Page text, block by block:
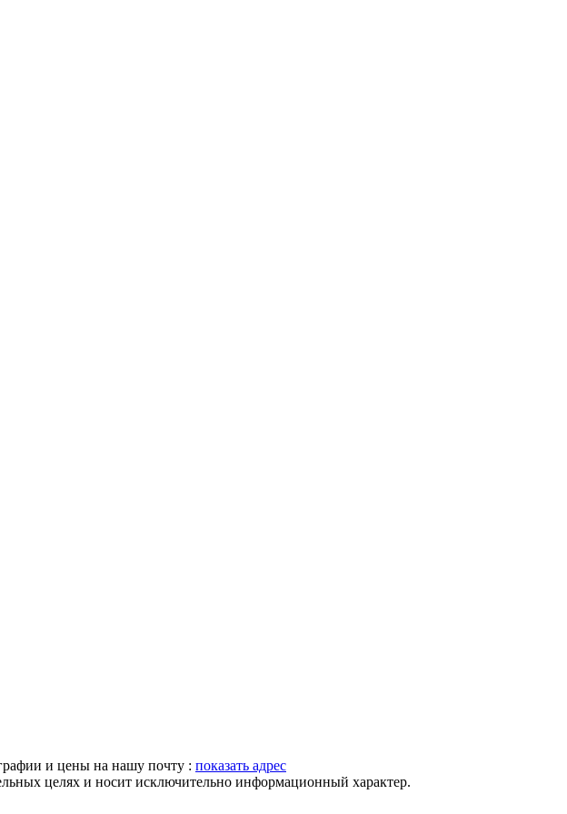
и цены на нашу почту : показать адрес
целях и носит исключительно информационный характер.